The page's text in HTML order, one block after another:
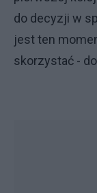
do decyzji w
jest ten
skorzystać -